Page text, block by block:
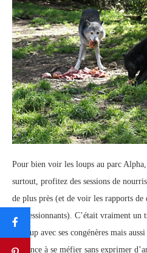
Pour bien voir les loups au parc
surtout, profitez des sessions de
de plus près (et de voir les rapports de
impressionnants). C’était vraiment un
du loup avec ses congénères mais
tendance à se méfier sans exprimer